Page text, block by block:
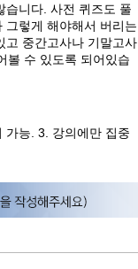
습니다. 사전 퀴즈도 풀
그렇게 해야해서 버리는
고 중간고사나 기말고사
볼 수 있도록 되어있습
가능. 3. 강의에만 집중